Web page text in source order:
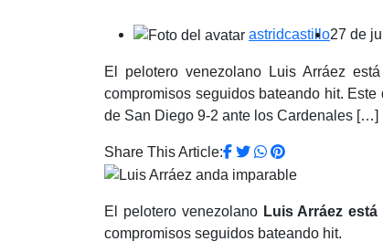
astridcastillo27 de
El pelotero venezolano Luis Arráez
compromisos seguidos bateando hit.
de San Diego 9-2 ante los Cardenales […]
Share This Article:
El pelotero venezolano Luis Arráez
compromisos seguidos bateando hit.